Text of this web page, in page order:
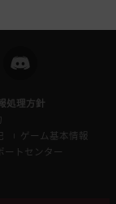
処理方針
ゲーム基本情報
ートセンター